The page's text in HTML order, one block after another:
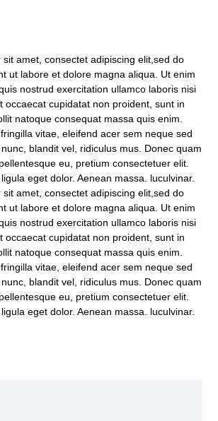
amet, consectet adipiscing elit,sed do
ut labore et dolore magna aliqua. Ut enim
nostrud exercitation ullamco laboris nisi
occaecat cupidatat non proident, sunt in
natoque consequat massa quis enim.
vitae, eleifend acer sem neque sed
blandit vel, ridiculus mus. Donec quam
eu, pretium consectetuer elit.
eget dolor. Aenean massa. luculvinar.
amet, consectet adipiscing elit,sed do
ut labore et dolore magna aliqua. Ut enim
nostrud exercitation ullamco laboris nisi
occaecat cupidatat non proident, sunt in
natoque consequat massa quis enim.
vitae, eleifend acer sem neque sed
blandit vel, ridiculus mus. Donec quam
eu, pretium consectetuer elit.
eget dolor. Aenean massa. luculvinar.